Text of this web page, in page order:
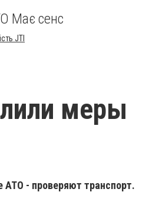
Має сенс
JTI
меры
АТО - проверяют транспорт.